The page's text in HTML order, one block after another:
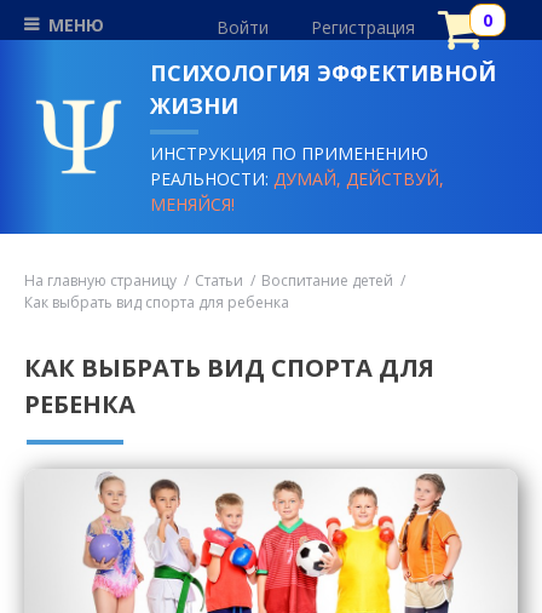
МЕНЮ Войти Регистрация
ПСИХОЛОГИЯ ЭФФЕКТИВНОЙ
ЖИЗНИ
ИНСТРУКЦИЯ ПО ПРИМЕНЕНИЮ
РЕАЛЬНОСТИ:ДУМАЙ, ДЕЙСТВУЙ,
МЕНЯЙСЯ!
На главную страницу Статьи
Воспитание детей
Как выбрать вид спорта для ребенка
КАК ВЫБРАТЬ ВИД СПОРТА ДЛЯ
РЕБЕНКА